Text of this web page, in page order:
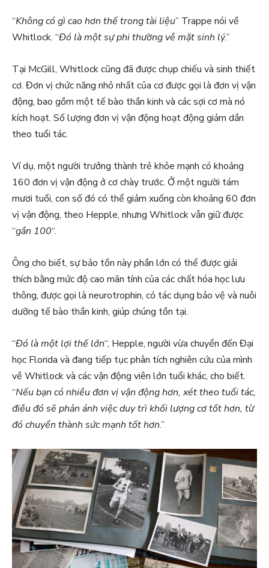
“Không có gì cao hơn thế trong tài liệu” Trappe nói về
Whitlock. “Đó là một sự phi thường về mặt sinh lý.”
Tại McGill, Whitlock cũng đã được chụp chiếu và sinh thiết
cơ. Đơn vị chức năng nhỏ nhất của cơ được gọi là đơn vị vận
động, bao gồm một tế bào thần kinh và các sợi cơ mà nó
kích hoạt. Số lượng đơn vị vận động hoạt động giảm dần
theo tuổi tác.
Ví dụ, một người trưởng thành trẻ khỏe mạnh có khoảng
160 đơn vị vận động ở cơ chày trước. Ở một người tám
mươi tuổi, con số đó có thể giảm xuống còn khoảng 60 đơn
vị vận động, theo Hepple, nhưng Whitlock vẫn giữ được
“gần 100“.
Ông cho biết, sự bảo tồn này phần lớn có thể được giải
thích bằng mức độ cao mãn tính của các chất hóa học lưu
thông, được gọi là neurotrophin, có tác dụng bảo vệ và nuôi
dưỡng tế bào thần kinh, giúp chúng tồn tại.
“Đó là một lợi thế lớn“, Hepple, người vừa chuyển đến Đại
học Florida và đang tiếp tục phân tích nghiên cứu của mình
về Whitlock và các vận động viên lớn tuổi khác, cho biết.
“Nếu bạn có nhiều đơn vị vận động hơn, xét theo tuổi tác,
điều đó sẽ phản ánh việc duy trì khối lượng cơ tốt hơn, từ
đó chuyển thành sức mạnh tốt hơn.”